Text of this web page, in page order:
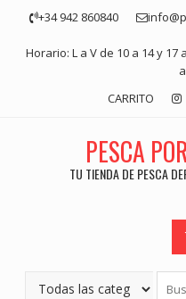
contenido
+34 942 860840
Horario: L a V de 10 a 14 y 17
CARRITO
PESCA
TU TIENDA DE PESCA